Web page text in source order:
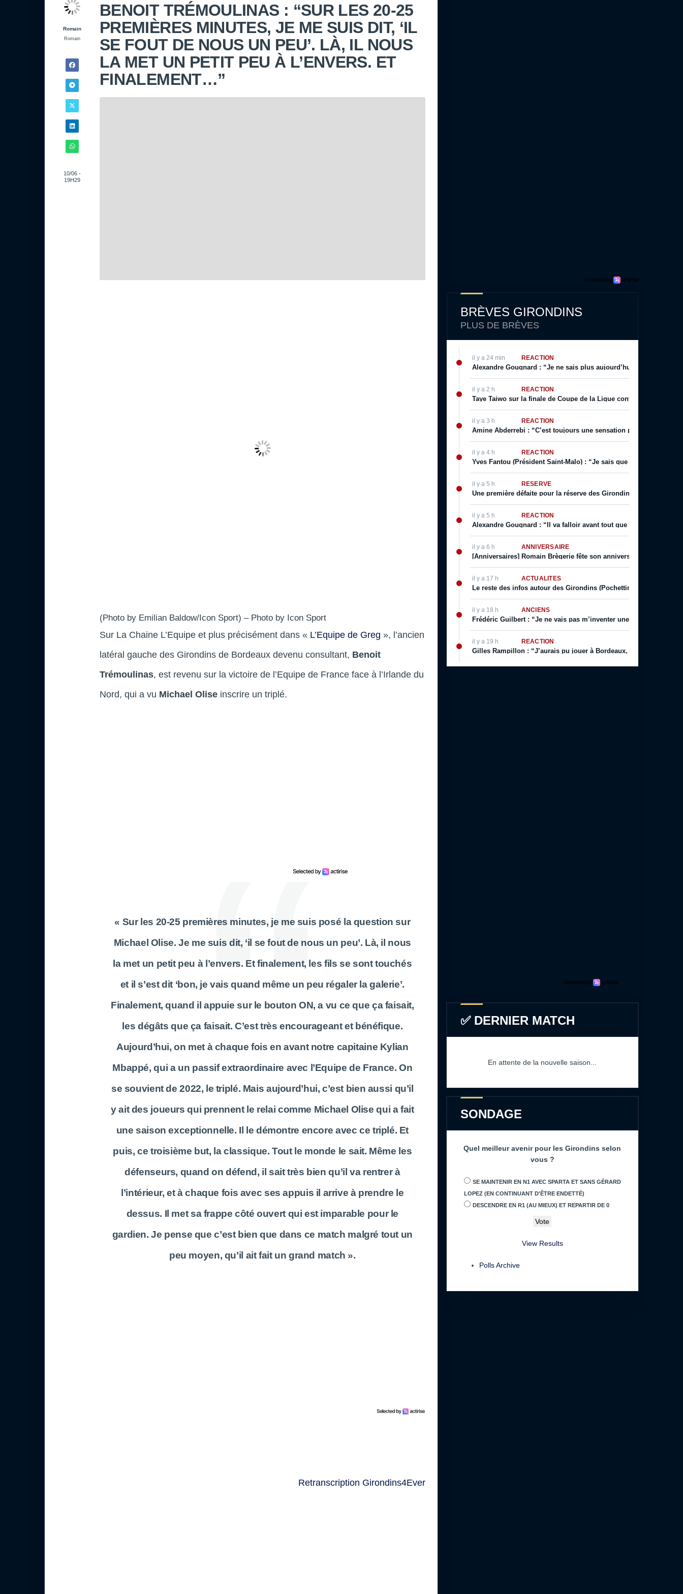
Romain
Romain
10/06 -
19H29
BENOIT TRÉMOULINAS : “SUR LES 20-25
PREMIÈRES MINUTES, JE ME SUIS DIT, ‘IL
SE FOUT DE NOUS UN PEU’. LÀ, IL NOUS
LA MET UN PETIT PEU À L’ENVERS. ET
FINALEMENT…”
(Photo by Emilian Baldow/Icon Sport) – Photo by Icon Sport
Sur La Chaine L’Equipe et plus précisément dans « L’Equipe de Greg », l’ancien
latéral gauche des Girondins de Bordeaux devenu consultant, Benoit
Trémoulinas, est revenu sur la victoire de l’Equipe de France face à l’Irlande du
Nord, qui a vu Michael Olise inscrire un triplé.
« Sur les 20-25 premières minutes, je me suis posé la question sur
Michael Olise. Je me suis dit, ‘il se fout de nous un peu’. Là, il nous
la met un petit peu à l’envers. Et finalement, les fils se sont touchés
et il s’est dit ‘bon, je vais quand même un peu régaler la galerie’.
Finalement, quand il appuie sur le bouton ON, a vu ce que ça faisait,
les dégâts que ça faisait. C’est très encourageant et bénéfique.
Aujourd’hui, on met à chaque fois en avant notre capitaine Kylian
Mbappé, qui a un passif extraordinaire avec l’Equipe de France. On
se souvient de 2022, le triplé. Mais aujourd’hui, c’est bien aussi qu’il
y ait des joueurs qui prennent le relai comme Michael Olise qui a fait
une saison exceptionnelle. Il le démontre encore avec ce triplé. Et
puis, ce troisième but, la classique. Tout le monde le sait. Même les
défenseurs, quand on défend, il sait très bien qu’il va rentrer à
l’intérieur, et à chaque fois avec ses appuis il arrive à prendre le
dessus. Il met sa frappe côté ouvert qui est imparable pour le
gardien. Je pense que c’est bien que dans ce match malgré tout un
peu moyen, qu’il ait fait un grand match ».
Retranscription Girondins4Ever
BRÈVES GIRONDINS
PLUS DE BRÈVES
il y a 24 min RÉACTION
Alexandre Gougnard : “Je ne sais plus aujourd’hui s’il faut
il y a 2 h RÉACTION
Taye Taiwo sur la finale de Coupe de la Ligue contre Bordeaux :
il y a 3 h RÉACTION
Amine Abderrebi : “C’est toujours une sensation positive surtout
il y a 4 h RÉACTION
Yves Fantou (Président Saint-Malo) : “Je sais que Bordeaux est
il y a 5 h RÉSERVE
Une première défaite pour la réserve des Girondins, Yazid Mokhfi
il y a 5 h RÉACTION
Alexandre Gougnard : “Il va falloir avant tout que le Comex
il y a 6 h ANNIVERSAIRE
[Anniversaires] Romain Brègerie fête son anniversaire ce 9 Août
il y a 17 h ACTUALITÉS
Le reste des infos autour des Girondins (Pochettino prolonge,
il y a 18 h ANCIENS
Frédéric Guilbert : “Je ne vais pas m’inventer une vie. J’ai
il y a 19 h RÉACTION
Gilles Rampillon : “J’aurais pu jouer à Bordeaux, j’aurais pu
✅ DERNIER MATCH
En attente de la nouvelle saison...
SONDAGE
Quel meilleur avenir pour les Girondins selon
vous ?
SE MAINTENIR EN N1 AVEC SPARTA ET SANS GÉRARD
LOPEZ (EN CONTINUANT D'ÊTRE ENDETTÉ)
DESCENDRE EN R1 (AU MIEUX) ET REPARTIR DE 0
View Results
Polls Archive